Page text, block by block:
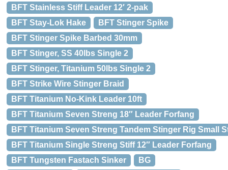
BFT Stainless Stiff Leader 12′ 2-pak
BFT Stay-Lok Hake
BFT Stinger Spike
BFT Stinger Spike Barbed 30mm
BFT Stinger, SS 40lbs Single 2
BFT Stinger, Titanium 50lbs Single 2
BFT Strike Wire Stinger Braid
BFT Titanium No-Kink Leader 10ft
BFT Titanium Seven Streng 18″ Leader Forfang
BFT Titanium Seven Streng Tandem Stinger Rig Small
BFT Titanium Single Streng Stiff 12″ Leader Forfang
BFT Tungsten Fastach Sinker
BG